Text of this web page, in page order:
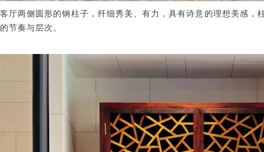
客厅两侧圆形的钢柱子，纤细秀美、有力，具有诗意的理想美感，
的节奏与层次。